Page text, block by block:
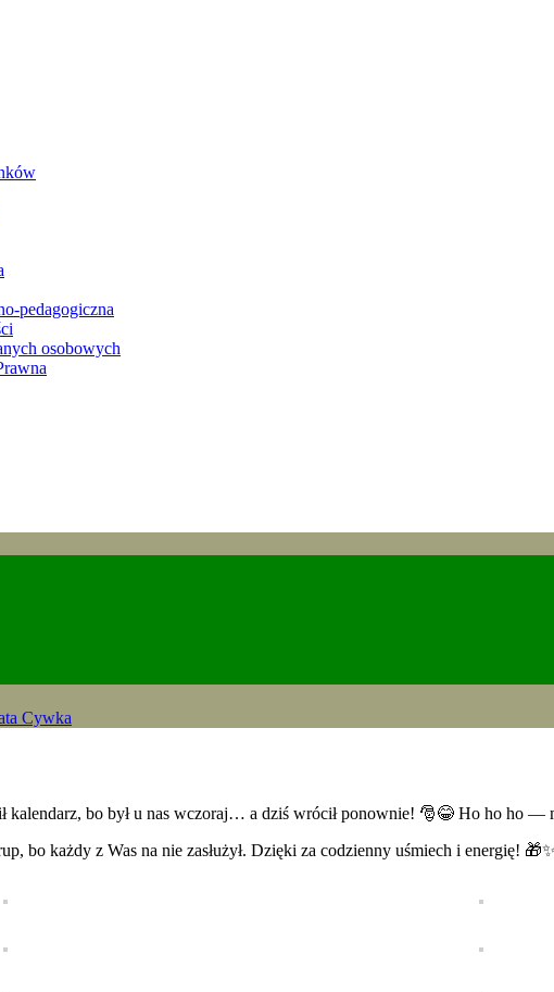
pedagogiczna
osobowych
Cywka
kalendarz, bo był u nas wczoraj… a dziś wrócił ponownie! 🎅😂 Ho ho ho —
bo każdy z Was na nie zasłużył. Dzięki za codzienny uśmiech i energię! 🎁✨